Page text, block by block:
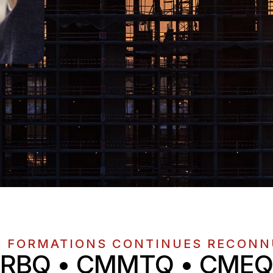
FORMATIONS CONTINUES
RBQ • CMMTQ • CMEQ